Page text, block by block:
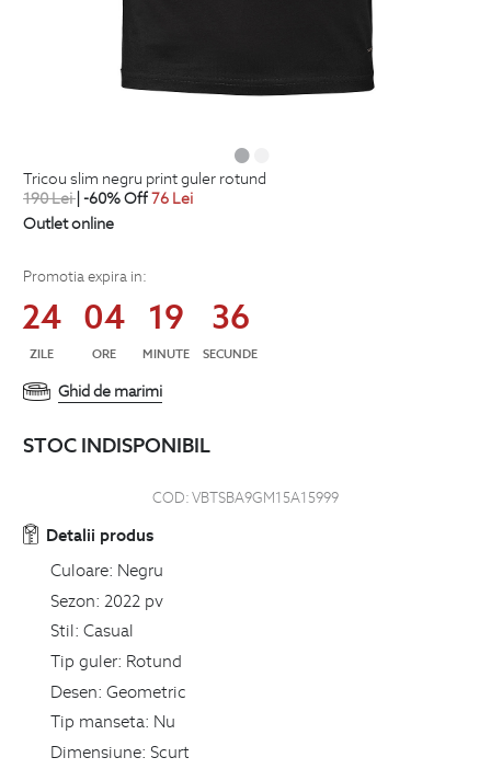
tricou slim negru print guler rotund
190Lei| -60% Off76 Lei
Outlet online
Promotia expira in:
24
ZILE
04
ORE
19
MINUTE
36
SECUNDE
Ghid de marimi
STOC INDISPONIBIL
COD:VBTSBA9GM15A15999
Detalii produs
Culoare: Negru
Sezon: 2022 pv
Stil: Casual
Tip guler: Rotund
Desen: Geometric
Tip manseta: Nu
Dimensiune: Scurt